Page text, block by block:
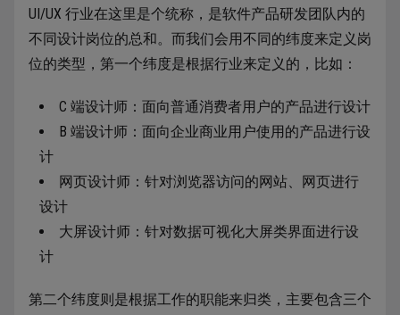
UI/UX 行业在这里是个统称，是软件产品研发团队内的
不同设计岗位的总和。而我们会用不同的纬度来定义岗
位的类型，第一个纬度是根据行业来定义的，比如：
C 端设计师：面向普通消费者用户的产品进行设计
B 端设计师：面向企业商业用户使用的产品进行设
计
网页设计师：针对浏览器访问的网站、网页进行
设计
大屏设计师：针对数据可视化大屏类界面进行设
计
第二个纬度则是根据工作的职能来归类，主要包含三个